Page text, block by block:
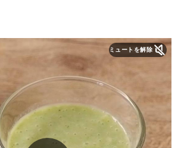
ミュートを解除